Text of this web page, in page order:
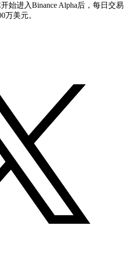
始进入Binance Alpha后，每日交易
万美元。